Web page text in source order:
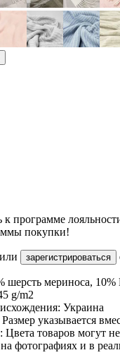
к программе
покупки!
или зарегистрироваться
шерсть мериноса,
g/m2
Украина
Размер указывается
Цвета товаров могут
фотографиях и в